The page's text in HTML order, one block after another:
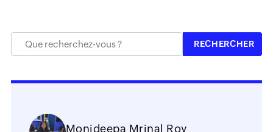
Monideepa Mrinal Roy